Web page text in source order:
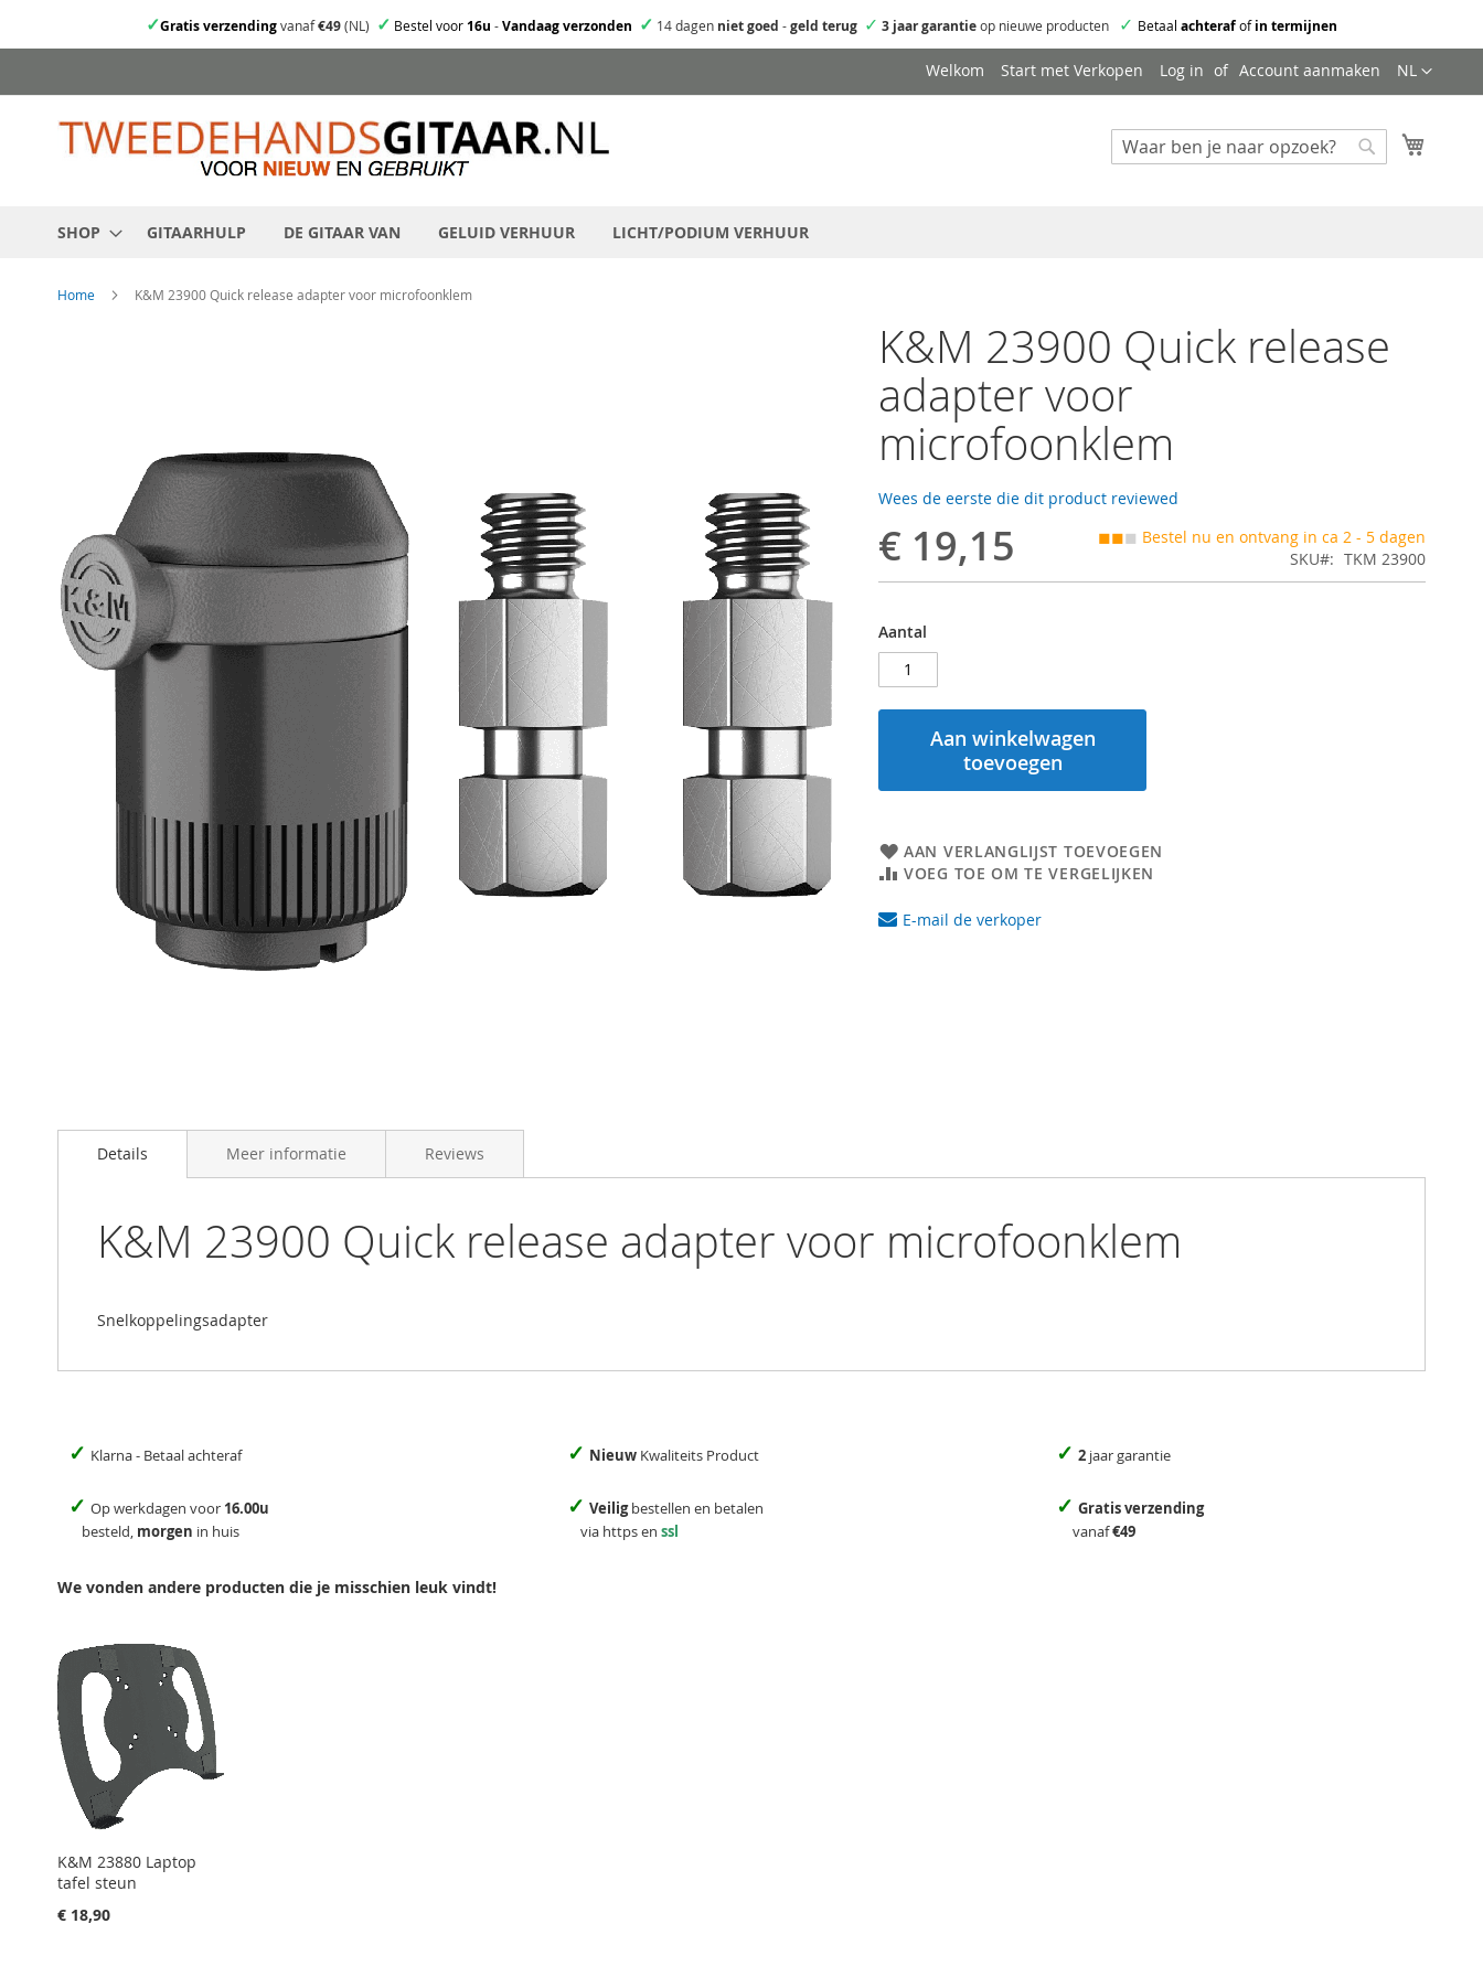
✓Gratis verzendingvanaf€49(NL) ✓ Bestel voor16u -Vandaag verzonden ✓ 14 dagen niet goed -geld terug ✓ 3 jaar garantieop nieuwe producten ✓ Betaal achterafofin termijnen
direct
naar
de
Taal
NL
Welkom Start met Verkopen Log in Account aanmaken
Zoeken
SHOP GITAARHULP DE GITAAR VAN GELUID VERHUUR LICHT/PODIUM VERHUUR
Home K&M 23900 Quick release adapter voor microfoonklem
K&M 23900 Quick release
adapter voor
microfoonklem
Wees de eerste die dit product reviewed
€ 19,15 ◼◼◼ Bestel nu en ontvang in ca 2 - 5 dagen
SKU
TKM 23900
Aantal
Aan winkelwagen
toevoegen
AAN VERLANGLIJST TOEVOEGEN
VOEG TOE OM TE VERGELIJKEN
E-mail de verkoper
to
images
Details
K&M 23900 Quick release adapter voor microfoonklem
Snelkoppelingsadapter
Meer informatie Reviews
✓ Klarna - Betaal achteraf ✓ Nieuw Kwaliteits Product ✓ 2 jaar garantie
✓ Op werkdagen voor 16.00u
besteld, morgen in huis
✓ Veiligbestellen en betalen
via https en ssl
✓ Gratis verzending
vanaf€49
We vonden andere producten die je misschien leuk vindt!
K&M 23880 Laptop
tafel steun
€ 18,90